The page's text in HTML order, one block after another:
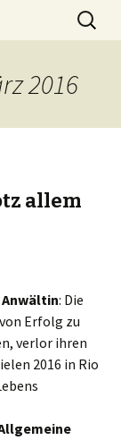
Suchen
nach:
2016
allem
: Die
Erfolg zu
verlor ihren
2016 in Rio